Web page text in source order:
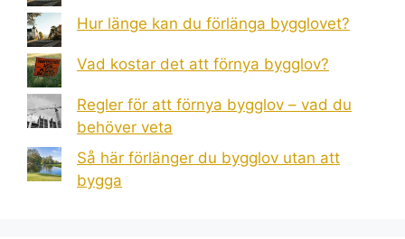
Hur länge kan du förlänga bygglovet?
Vad kostar det att förnya bygglov?
Regler för att förnya bygglov – vad du
behöver veta
Så här förlänger du bygglov utan att
bygga